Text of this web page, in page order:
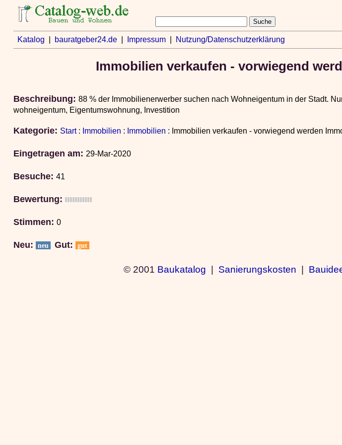
Katalog bauratgeber24.de| Impressum| Nutzung/Datenschutzerklärung
Immobilien verkaufen - vorwiegend
Beschreibung: 88 % der Immobilienerwerber suchen nach Wohneigentum in der Stadt.
wohneigentum, Eigentumswohnung, Investition
Kategorie: Start: Immobilien : Immobilien : Immobilien verkaufen - vorwiegend werden
Eingetragen am: 29-Mar-2020
Besuche: 41
Bewertung:
Stimmen: 0
Neu: neu Gut: gut
© 2001 Baukatalog | Sanierungskosten |